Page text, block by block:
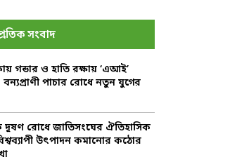
R
C
H
সংবাদ
গন্ডার ও হাতি রক্ষায় ‘এআই’
বন্যপ্রাণী পাচার রোধে নতুন যুগের
দূষণ রোধে জাতিসংঘের ঐতিহাসিক
উৎপাদন কমানোর কঠোর